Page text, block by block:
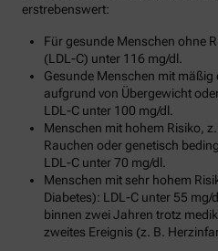
erstrebenswert:
Für gesunde Menschen ohne
(LDL-C) unter 116 mg/dl.
Gesunde Menschen mit
aufgrund von Übergewicht
LDL-C unter 100 mg/dl.
Menschen mit hohem Risiko,
Rauchen oder genetisch
LDL-C unter 70 mg/dl.
Menschen mit sehr hohem
Diabetes): LDL-C unter 55
binnen zwei Jahren trotz
zweites Ereignis (z. B.